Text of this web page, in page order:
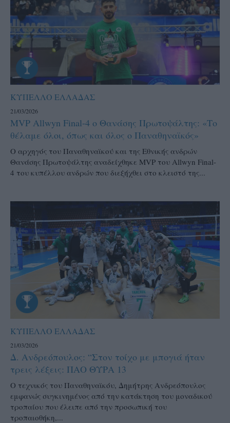
ΚΥΠΕΛΛΟ ΕΛΛΑΔΑΣ
21/03/2026
MVP Allwyn Final-4 ο Θανάσης Πρωτοψάλτης: «Το
θέλαμε όλοι, όπως και όλος ο Παναθηναϊκός»
Ο αρχηγός του Παναθηναϊκού και της Εθνικής ανδρών
Θανάσης Πρωτοψάλτης αναδείχθηκε MVP του Allwyn Final-
4 του κυπέλλου ανδρών που διεξήχθει στο κλειστό της...
ΚΥΠΕΛΛΟ ΕΛΛΑΔΑΣ
21/03/2026
Δ. Ανδρεόπουλος: “Στον τοίχο με μπογιά ήταν
τρεις λέξεις: ΠΑΟ ΘΥΡΑ 13
Ο τεχνικός του Παναθηναϊκόυ, Δημήτρης Ανδρεόπουλος
εμφανώς συγκινημένος από την κατάκτηση του μοναδικού
τροπαίου που έλειπε από την προσωπική του
τροπαιοθήκη,...